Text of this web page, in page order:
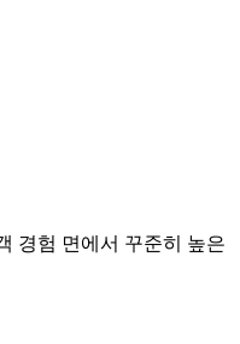
경험 면에서 꾸준히 높은